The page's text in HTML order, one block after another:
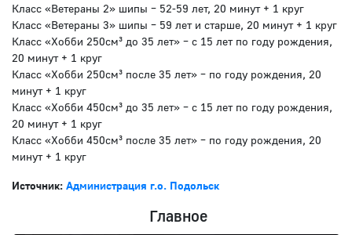
Класс «Ветераны 2» шипы – 52-59 лет, 20 минут + 1 круг
Класс «Ветераны 3» шипы – 59 лет и старше, 20 минут + 1 круг
Класс «Хобби 250см³ до 35 лет» – с 15 лет по году рождения,
20 минут + 1 круг
Класс «Хобби 250см³ после 35 лет» – по году рождения, 20
минут + 1 круг
Класс «Хобби 450см³ до 35 лет» – с 15 лет по году рождения,
20 минут + 1 круг
Класс «Хобби 450см³ после 35 лет» – по году рождения, 20
минут + 1 круг
Источник: Администрация г.о. Подольск
Главное